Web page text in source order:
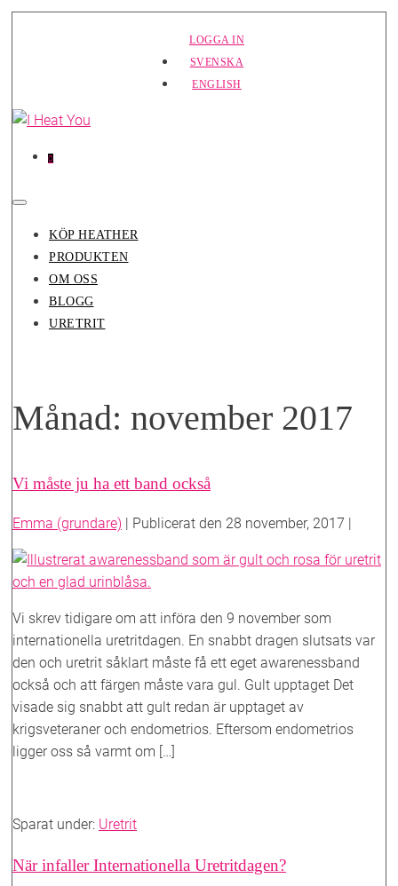
LOGGA IN
SVENSKA
ENGLISH
Varukorg
0
i
på/av
KÖP HEATHER
PRODUKTEN
OM OSS
BLOGG
URETRIT
Månad: november 2017
Vi måste ju ha ett band också
Emma (grundare) Publicerat den 28 november, 2017
Vi
måste
ha
ett
band
också
Vi skrev tidigare om att införa den 9 november som
internationella uretritdagen. En snabbt dragen slutsats var
den och uretrit såklart måste få ett eget awarenessband
också och att färgen måste vara gul. Gult upptaget Det
visade sig snabbt att gult redan är upptaget av
krigsveteraner och endometrios. Eftersom endometrios
ligger oss så varmt om […]
ju
ett
Sparat under: Uretrit
När infaller Internationella Uretritdagen?